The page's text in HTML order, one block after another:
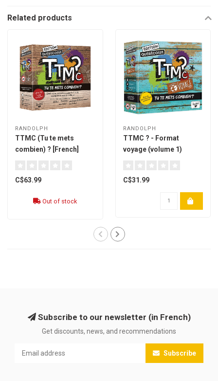
Related products
RANDOLPH
TTMC (Tu te mets
combien) ? [French]
C$63.99
Out of stock
RANDOLPH
TTMC ? - Format
voyage (volume 1)
C$31.99
Subscribe to our newsletter (in French)
Get discounts, news, and recommendations
Subscribe